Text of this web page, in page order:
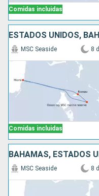
Comidas incluidas
ESTADOS UNIDOS,
Comidas incluidas
MSC Seaside 8 d
BAHAMAS, ESTADOS
MSC Seaside 8 d